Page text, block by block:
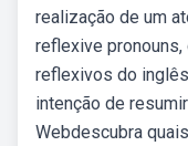
realização de um
reflexive
reflexivos do
intenção de
Webdescubra